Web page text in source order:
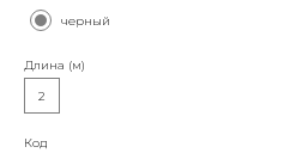
черный
Длина (м)
2
Код